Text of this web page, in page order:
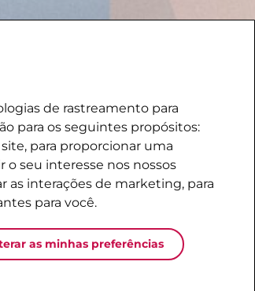
de rastreamento para
para os seguintes propósitos:
, para proporcionar uma
o seu interesse nos nossos
as interações de marketing, para
para você.
as minhas preferências